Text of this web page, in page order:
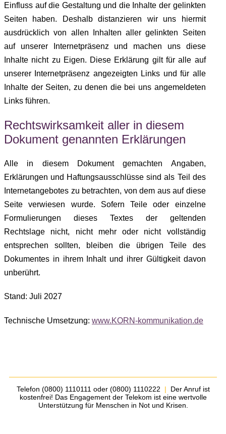
Einfluss auf die Gestaltung und die Inhalte der gelinkten
Seiten haben. Deshalb distanzieren wir uns hiermit
ausdrücklich von allen Inhalten aller gelinkten Seiten
auf unserer Internetpräsenz und machen uns diese
Inhalte nicht zu Eigen. Diese Erklärung gilt für alle auf
unserer Internetpräsenz angezeigten Links und für alle
Inhalte der Seiten, zu denen die bei uns angemeldeten
Links führen.
Rechtswirksamkeit aller in diesem
Dokument genannten Erklärungen
Alle in diesem Dokument gemachten Angaben,
Erklärungen und Haftungsausschlüsse sind als Teil des
Internetangebotes zu betrachten, von dem aus auf diese
Seite verwiesen wurde. Sofern Teile oder einzelne
Formulierungen dieses Textes der geltenden
Rechtslage nicht, nicht mehr oder nicht vollständig
entsprechen sollten, bleiben die übrigen Teile des
Dokumentes in ihrem Inhalt und ihrer Gültigkeit davon
unberührt.
Stand: Juli 2027
Technische Umsetzung: www.KORN-kommunikation.de
Telefon (0800) 1110111 oder (0800) 1110222 | Der Anruf ist
kostenfrei! Das Engagement der Telekom ist eine wertvolle
Unterstützung für Menschen in Not und Krisen.